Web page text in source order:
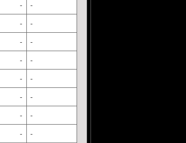
- -
- -
- -
- -
- -
- -
- -
- -